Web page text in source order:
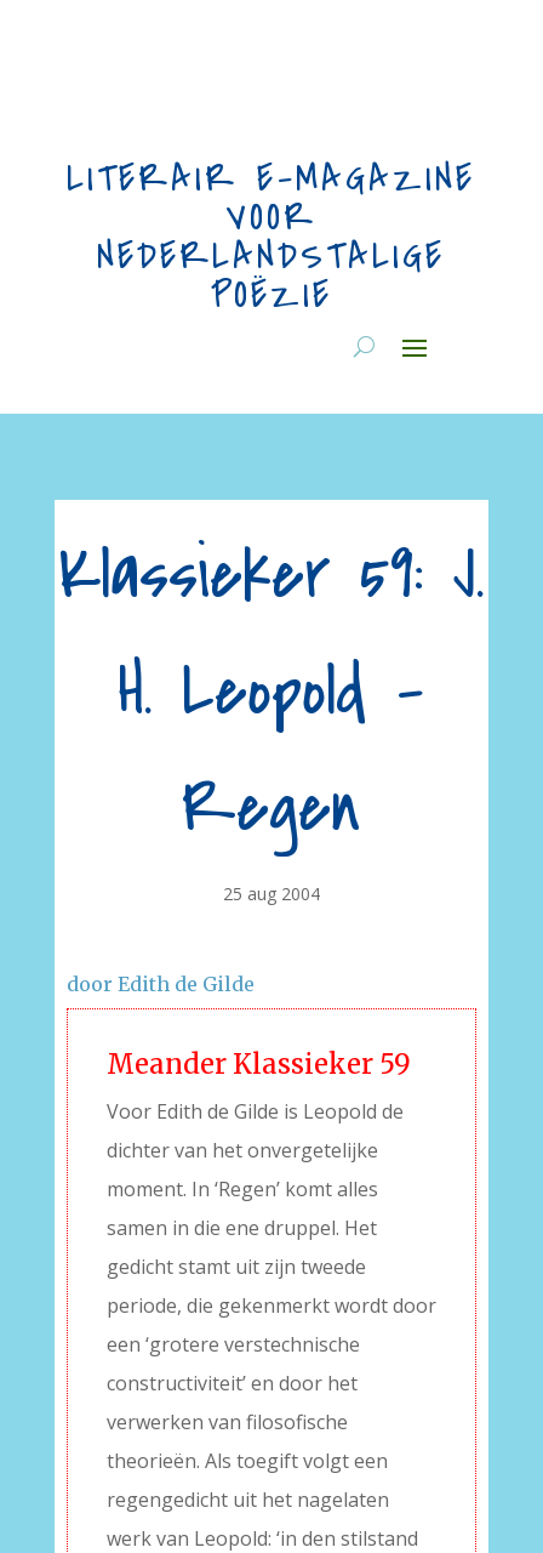
LITERAIR E-MAGAZINE
VOOR
NEDERLANDSTALIGE
POËZIE
Klassieker 59: J.
H. Leopold –
Regen
25 aug 2004
door Edith de Gilde
Meander Klassieker 59
Voor Edith de Gilde is Leopold de
dichter van het onvergetelijke
moment. In ‘Regen’ komt alles
samen in die ene druppel. Het
gedicht stamt uit zijn tweede
periode, die gekenmerkt wordt door
een ‘grotere verstechnische
constructiviteit’ en door het
verwerken van filosofische
theorieën. Als toegift volgt een
regengedicht uit het nagelaten
werk van Leopold: ‘in den stilstand